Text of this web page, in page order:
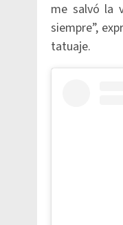
me salvó la
siempre”,
tatuaje.